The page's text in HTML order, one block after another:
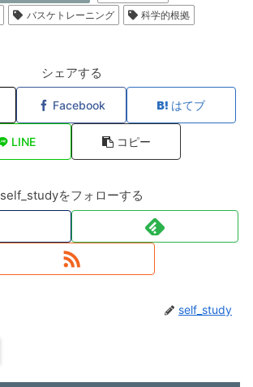
バスケトレーニング
科学的根拠
シェアする
Facebook はてブ
LINE コピー
self_studyをフォローする
self_study